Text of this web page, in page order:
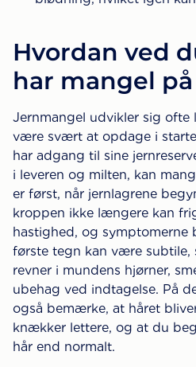
Hvordan ved
har mangel
Jernmangel udvikler sig
være svært at opdage i
har adgang til sine
i leveren og milten, kan
er først, når jernlagrene
kroppen ikke længere kan
hastighed, og symptomerne
første tegn kan være subtile,
revner i mundens hjørner,
ubehag ved indtagelse. På
også bemærke, at håret
knækker lettere, og at du
hår end normalt.